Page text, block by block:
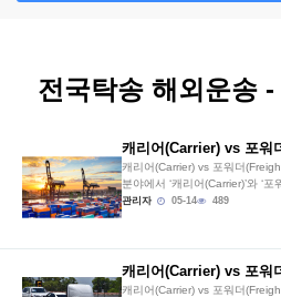
전국탁송 해외운송
캐리어(Carrier) vs 포
캐리어(Carrier) vs 포워더
분야에서 ‘캐리어(Carrier)’와 ‘
관리자 05-14 489
캐리어(Carrier) vs 포
캐리어(Carrier) vs 포워더